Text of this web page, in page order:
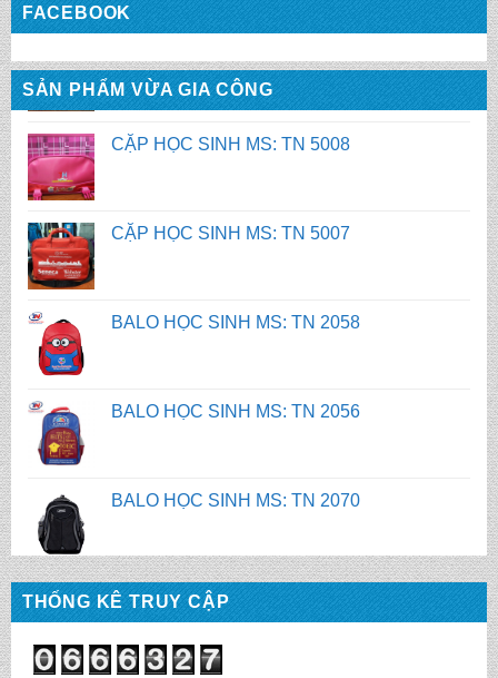
FACEBOOK
SẢN PHẨM VỪA GIA CÔNG
CẶP HỌC SINH MS: TN 5007
BALO HỌC SINH MS: TN 2058
BALO HỌC SINH MS: TN 2056
BALO HỌC SINH MS: TN 2070
BALO HỌC SINH MS: TN 2069
BALO HỌC SINH MS: TN 2068
CẶP HỌC SINH MS: TN 5016
THỐNG KÊ TRUY CẬP